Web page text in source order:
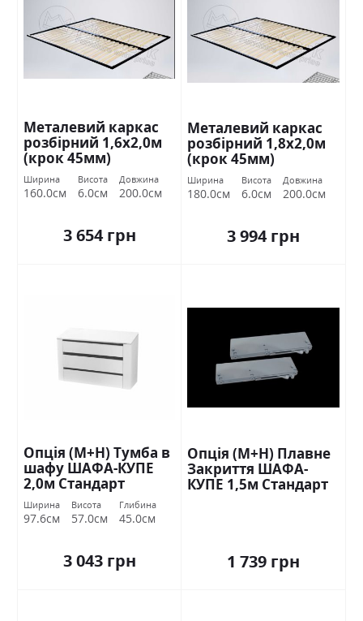
Металевий каркас
розбірний 1,6х2,0м
(крок 45мм)
Ширина
160.0см
Висота
6.0см
Довжина
200.0см
3 654 грн
Металевий каркас
розбірний 1,8х2,0м
(крок 45мм)
Ширина
180.0см
Висота
6.0см
Довжина
200.0см
3 994 грн
Опція (М+Н) Тумба в
шафу ШАФА-КУПЕ
2,0м Стандарт
Ширина
97.6см
Висота
57.0см
Глибина
45.0см
3 043 грн
Опція (М+Н) Плавне
Закриття ШАФА-
КУПЕ 1,5м Стандарт
1 739 грн